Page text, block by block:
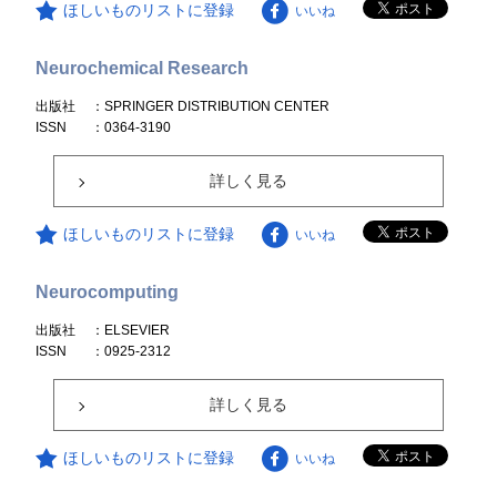
ほしいものリストに登録 いいね
Neurochemical Research
出版社
：SPRINGER DISTRIBUTION CENTER
ISSN
：0364-3190
詳しく見る
ほしいものリストに登録 いいね
Neurocomputing
出版社
：ELSEVIER
ISSN
：0925-2312
詳しく見る
ほしいものリストに登録 いいね